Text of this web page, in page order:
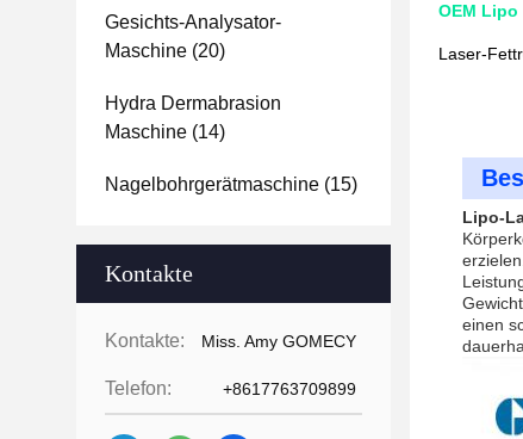
Gesichts-Analysator-
Maschine (20)
Hydra Dermabrasion
Maschine (14)
Nagelbohrgerätmaschine (15)
Kontakte
Kontakte: Miss. Amy GOMECY
Telefon: +8617763709899
OEM
Laser-
Lipo-
einen